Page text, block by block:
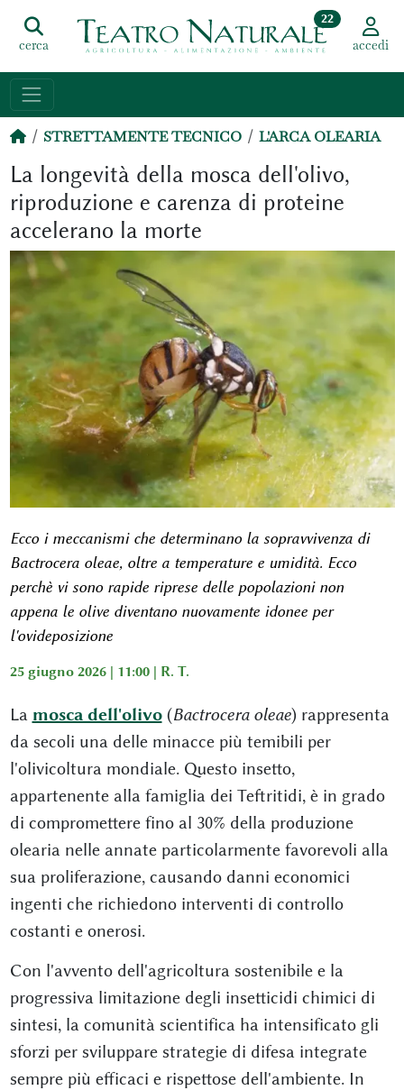
cerca
22
accedi
STRETTAMENTE TECNICO L'ARCA OLEARIA
La longevità della mosca dell'olivo,
riproduzione e carenza di proteine
accelerano la morte
Ecco i meccanismi che determinano la sopravvivenza di
Bactrocera oleae, oltre a temperature e umidità. Ecco
perchè vi sono rapide riprese delle popolazioni non
appena le olive diventano nuovamente idonee per
l'ovideposizione
25 giugno 2026 | 11:00 | R. T.
La mosca dell'olivo(Bactrocera oleae) rappresenta
da secoli una delle minacce più temibili per
l'olivicoltura mondiale. Questo insetto,
appartenente alla famiglia dei Teftritidi, è in grado
di compromettere fino al 30% della produzione
olearia nelle annate particolarmente favorevoli alla
sua proliferazione, causando danni economici
ingenti che richiedono interventi di controllo
costanti e onerosi.
Con l'avvento dell'agricoltura sostenibile e la
progressiva limitazione degli insetticidi chimici di
sintesi, la comunità scientifica ha intensificato gli
sforzi per sviluppare strategie di difesa integrate
sempre più efficaci e rispettose dell'ambiente. In